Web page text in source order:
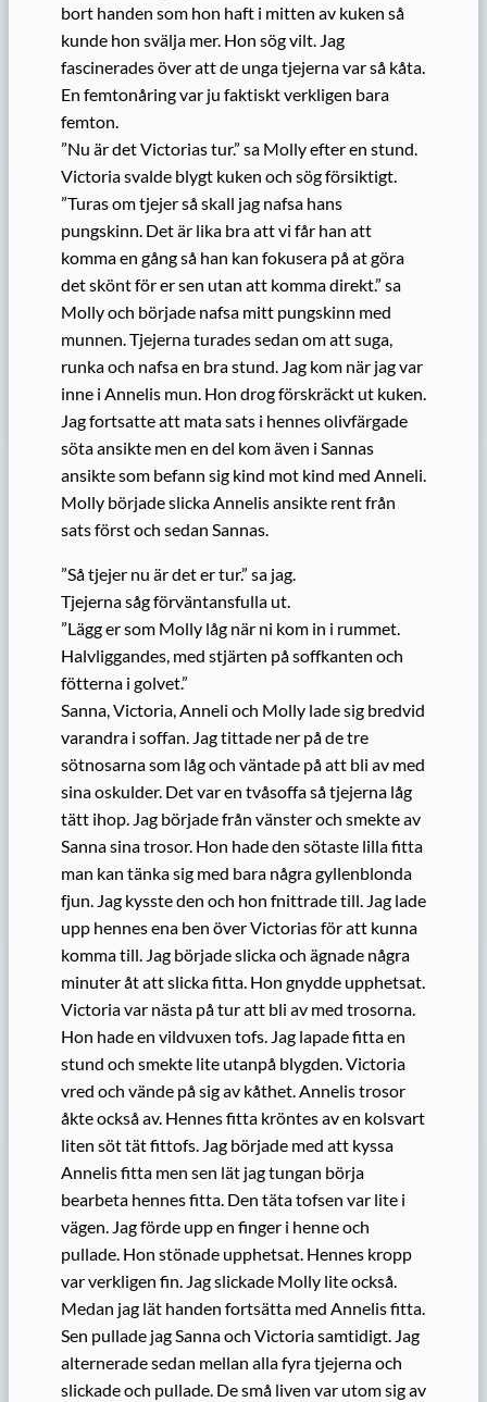
bort handen som hon haft i mitten av kuken så
kunde hon svälja mer. Hon sög vilt. Jag
fascinerades över att de unga tjejerna var så kåta.
En femtonåring var ju faktiskt verkligen bara
femton.
”Nu är det Victorias tur.” sa Molly efter en stund.
Victoria svalde blygt kuken och sög försiktigt.
”Turas om tjejer så skall jag nafsa hans
pungskinn. Det är lika bra att vi får han att
komma en gång så han kan fokusera på at göra
det skönt för er sen utan att komma direkt.” sa
Molly och började nafsa mitt pungskinn med
munnen. Tjejerna turades sedan om att suga,
runka och nafsa en bra stund. Jag kom när jag var
inne i Annelis mun. Hon drog förskräckt ut kuken.
Jag fortsatte att mata sats i hennes olivfärgade
söta ansikte men en del kom även i Sannas
ansikte som befann sig kind mot kind med Anneli.
Molly började slicka Annelis ansikte rent från
sats först och sedan Sannas.
”Så tjejer nu är det er tur.” sa jag.
Tjejerna såg förväntansfulla ut.
”Lägg er som Molly låg när ni kom in i rummet.
Halvliggandes, med stjärten på soffkanten och
fötterna i golvet.”
Sanna, Victoria, Anneli och Molly lade sig bredvid
varandra i soffan. Jag tittade ner på de tre
sötnosarna som låg och väntade på att bli av med
sina oskulder. Det var en tvåsoffa så tjejerna låg
tätt ihop. Jag började från vänster och smekte av
Sanna sina trosor. Hon hade den sötaste lilla fitta
man kan tänka sig med bara några gyllenblonda
fjun. Jag kysste den och hon fnittrade till. Jag lade
upp hennes ena ben över Victorias för att kunna
komma till. Jag började slicka och ägnade några
minuter åt att slicka fitta. Hon gnydde upphetsat.
Victoria var nästa på tur att bli av med trosorna.
Hon hade en vildvuxen tofs. Jag lapade fitta en
stund och smekte lite utanpå blygden. Victoria
vred och vände på sig av kåthet. Annelis trosor
åkte också av. Hennes fitta kröntes av en kolsvart
liten söt tät fittofs. Jag började med att kyssa
Annelis fitta men sen lät jag tungan börja
bearbeta hennes fitta. Den täta tofsen var lite i
vägen. Jag förde upp en finger i henne och
pullade. Hon stönade upphetsat. Hennes kropp
var verkligen fin. Jag slickade Molly lite också.
Medan jag lät handen fortsätta med Annelis fitta.
Sen pullade jag Sanna och Victoria samtidigt. Jag
alternerade sedan mellan alla fyra tjejerna och
slickade och pullade. De små liven var utom sig av